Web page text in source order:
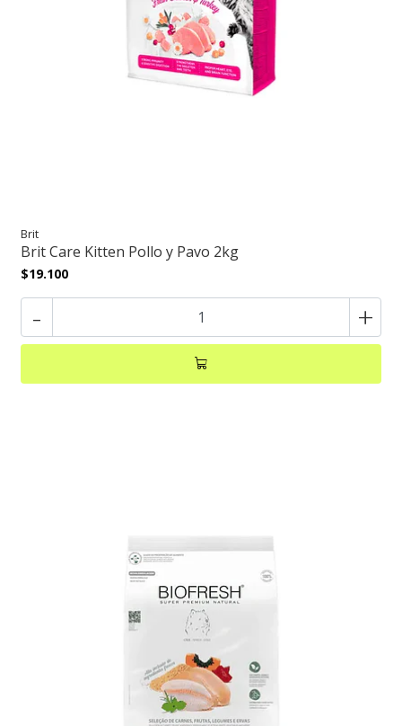
Brit
Brit Care Kitten Pollo y Pavo 2kg
$19.100
- +